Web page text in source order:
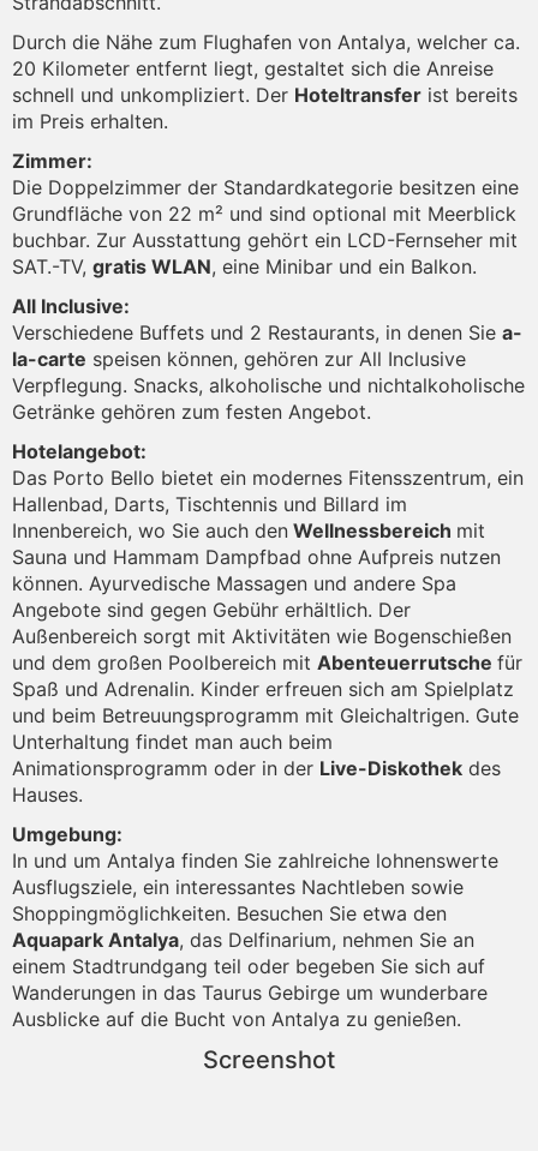
Durch die Nähe zum Flughafen von Antalya, welcher ca.
20 Kilometer entfernt liegt, gestaltet sich die Anreise
schnell und unkompliziert. Der Hoteltransfer ist bereits
im Preis erhalten.
Zimmer:
Die Doppelzimmer der Standardkategorie besitzen eine
Grundfläche von 22 m² und sind optional mit Meerblick
buchbar. Zur Ausstattung gehört ein LCD-Fernseher mit
SAT.-TV, gratis WLAN, eine Minibar und ein Balkon.
All Inclusive:
Verschiedene Buffets und 2 Restaurants, in denen Sie a-
la-carte speisen können, gehören zur All Inclusive
Verpflegung. Snacks, alkoholische und nichtalkoholische
Getränke gehören zum festen Angebot.
Hotelangebot:
Das Porto Bello bietet ein modernes Fitensszentrum, ein
Hallenbad, Darts, Tischtennis und Billard im
Innenbereich, wo Sie auch den Wellnessbereich mit
Sauna und Hammam Dampfbad ohne Aufpreis nutzen
können. Ayurvedische Massagen und andere Spa
Angebote sind gegen Gebühr erhältlich. Der
Außenbereich sorgt mit Aktivitäten wie Bogenschießen
und dem großen Poolbereich mit Abenteuerrutsche für
Spaß und Adrenalin. Kinder erfreuen sich am Spielplatz
und beim Betreuungsprogramm mit Gleichaltrigen. Gute
Unterhaltung findet man auch beim
Animationsprogramm oder in der Live-Diskothek des
Hauses.
Umgebung:
In und um Antalya finden Sie zahlreiche lohnenswerte
Ausflugsziele, ein interessantes Nachtleben sowie
Shoppingmöglichkeiten. Besuchen Sie etwa den
Aquapark Antalya, das Delfinarium, nehmen Sie an
einem Stadtrundgang teil oder begeben Sie sich auf
Wanderungen in das Taurus Gebirge um wunderbare
Ausblicke auf die Bucht von Antalya zu genießen.
Screenshot